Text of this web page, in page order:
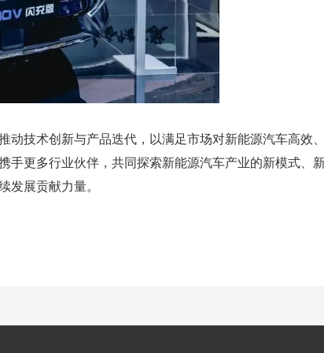
动技术创新与产品迭代，以满足市场对新能源汽车高效
手更多行业伙伴，共同探索新能源汽车产业的新模式、
发展贡献力量。